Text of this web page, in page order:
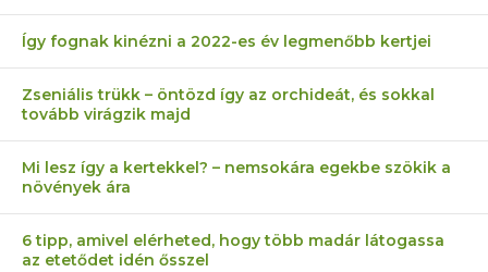
Így fognak kinézni a 2022-es év legmenőbb kertjei
Zseniális trükk – öntözd így az orchideát, és sokkal
tovább virágzik majd
Mi lesz így a kertekkel? – nemsokára egekbe szökik a
növények ára
6 tipp, amivel elérheted, hogy több madár látogassa
az etetődet idén ősszel